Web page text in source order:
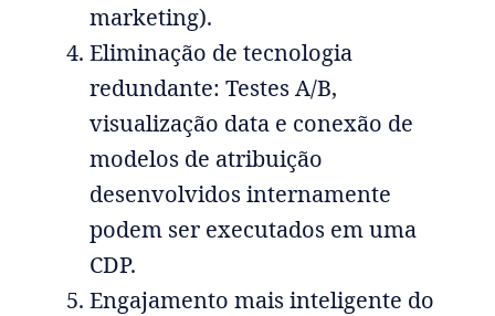
marketing).
Eliminação de tecnologia
redundante: Testes A/B,
visualização data e conexão de
modelos de atribuição
desenvolvidos internamente
podem ser executados em uma
CDP.
Engajamento mais inteligente do